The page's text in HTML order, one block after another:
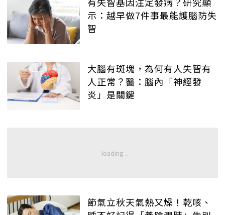
示：越早做7件事最能護腦防失
智
大腦有斑塊，為何有人失智有
人正常？醫：腦內「神經發
炎」是關鍵
節氣立秋天氣熱又燥！乾咳、